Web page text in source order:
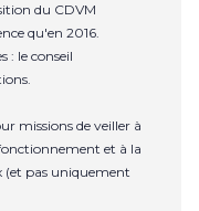
du CDVM
qu'en 2016.
: le conseil
missions de veiller à
et à la
(et pas uniquement